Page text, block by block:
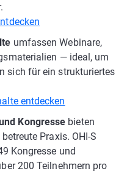
umfassen Webinare,
— ideal, um
sich für ein strukturiertes
entdecken
Kongresse bieten
Praxis. OHI-S
Kongresse und
200 Teilnehmern pro